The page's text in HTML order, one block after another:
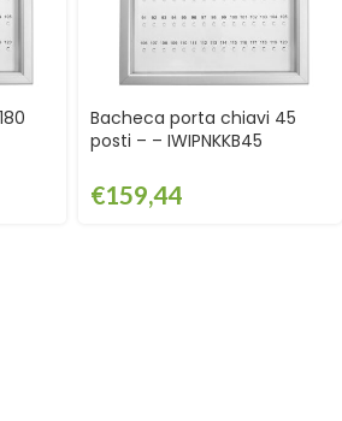
Bacheca porta chiavi 45
posti – – IWIPNKKB45
€159,44